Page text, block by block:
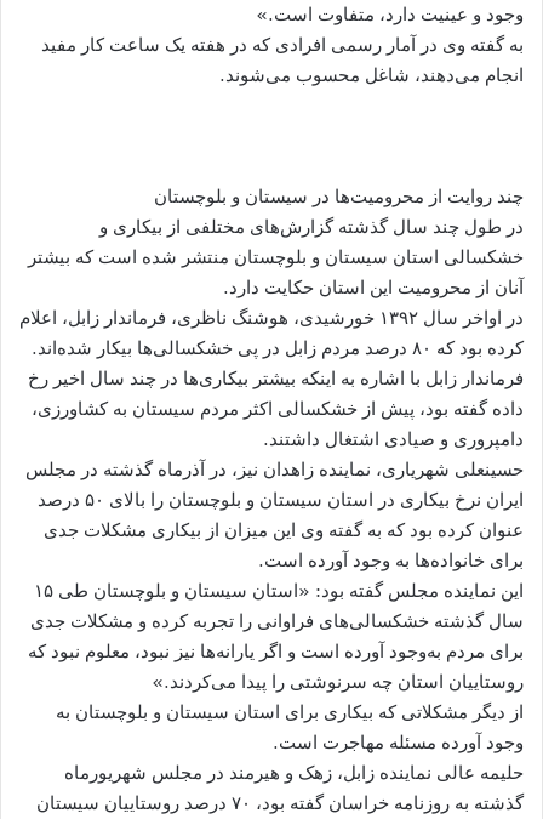
وجود و عینیت دارد، متفاوت است.»
به گفته وی در آمار رسمی افرادی که در هفته یک ساعت کار مفید
انجام می‌دهند، شاغل محسوب می‌شوند.
چند روایت از محرومیت‌ها در سیستان و بلوچستان
در طول چند سال گذشته گزارش‌های مختلفی از بیکاری و
خشکسالی استان سیستان و بلوچستان منتشر شده است که بیشتر
آنان از محرومیت این استان حکایت دارد.
در اواخر سال ۱۳۹۲ خورشیدی، هوشنگ ناظری، فرماندار زابل، اعلام
کرده بود که ۸۰ درصد مردم زابل در پی خشکسالی‌‌ها بیکار شده‌اند.
فرماندار زابل با اشاره به اینکه بیشتر بیکار‌ی‌ها در چند سال اخیر رخ
داده گفته بود، پیش از خشکسالی‌ اکثر مردم سیستان به کشاورزی،
دامپروری و صیادی اشتغال داشتند.
حسینعلی شهریاری، نماینده زاهدان نیز، در آذرماه گذشته در مجلس
ایران نرخ بیکاری در استان سیستان و بلوچستان را بالای ۵۰ درصد
عنوان کرده بود که به گفته وی این میزان از بیکاری مشکلات جدی
برای خانواده‌ها به وجود آورده است.
این نماینده مجلس گفته بود:‌ «استان سیستان و بلوچستان طی ۱۵
سال گذشته خشکسالی‌های فراوانی را تجربه کرده و مشکلات جدی
برای مردم به‌وجود آورده است و اگر یارانه‌ها نیز نبود، معلوم نبود که
روستاییان استان چه سرنوشتی را پیدا می‌کردند.»
از دیگر مشکلاتی که بیکاری برای استان سیستان و بلوچستان به
وجود آورده مسئله مهاجرت است.
حلیمه عالی نماینده زابل، زهک و هیرمند در مجلس شهریورماه
گذشته به روزنامه خراسان گفته بود، ۷۰ درصد روستاییان سیستان